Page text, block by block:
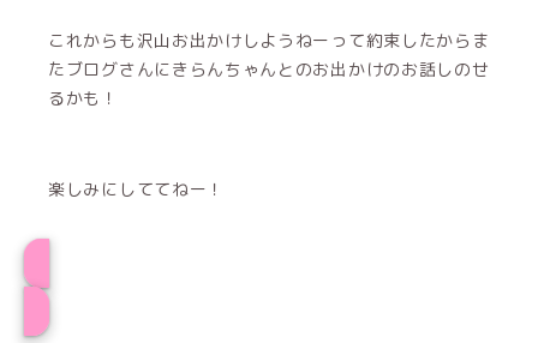
これからも沢山お出かけしようねーって約束したからま
たブログさんにきらんちゃんとのお出かけのお話しのせ
るかも！
楽しみにしててねー！